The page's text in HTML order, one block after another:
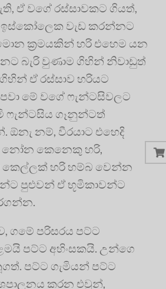
ඒ වගේ රස්සාවකට ගියත්,
ඉස්කෝලෙක වැඩ කරන්නට
ක්‍රමයකින් හරි එහෙම යන
බැරි වුණාම ගිහින් නිවාඩුත්
ඒ රස්සාව හරියට
මේ වගේ ෆැන්ටසිවලට
ෆැන්ටසිය ගෑනුන්ටත්
ඕනැ නම්, වීරයාට එහෙදි
නෝන කෙනෙකු හරි,
හරි හම්බ වෙන්න
පුළුවන් ඒ භූමිකාවන්ට
ගමේ පරිසරය පට්ට
පට්ට අහිංසකයි. උන්ගෙ
පට්ට ගැමියන් පට්ට
කරන එවුන්,